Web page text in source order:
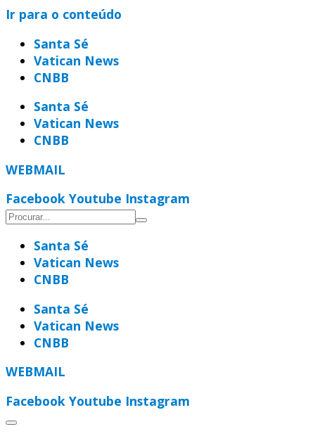
Ir para o conteúdo
Santa Sé
Vatican News
CNBB
Santa Sé
Vatican News
CNBB
WEBMAIL
Facebook Youtube Instagram
Santa Sé
Vatican News
CNBB
Santa Sé
Vatican News
CNBB
WEBMAIL
Facebook Youtube Instagram